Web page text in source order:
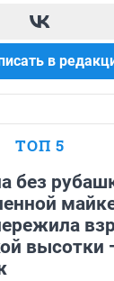
в
ТОП 5
без
высотки